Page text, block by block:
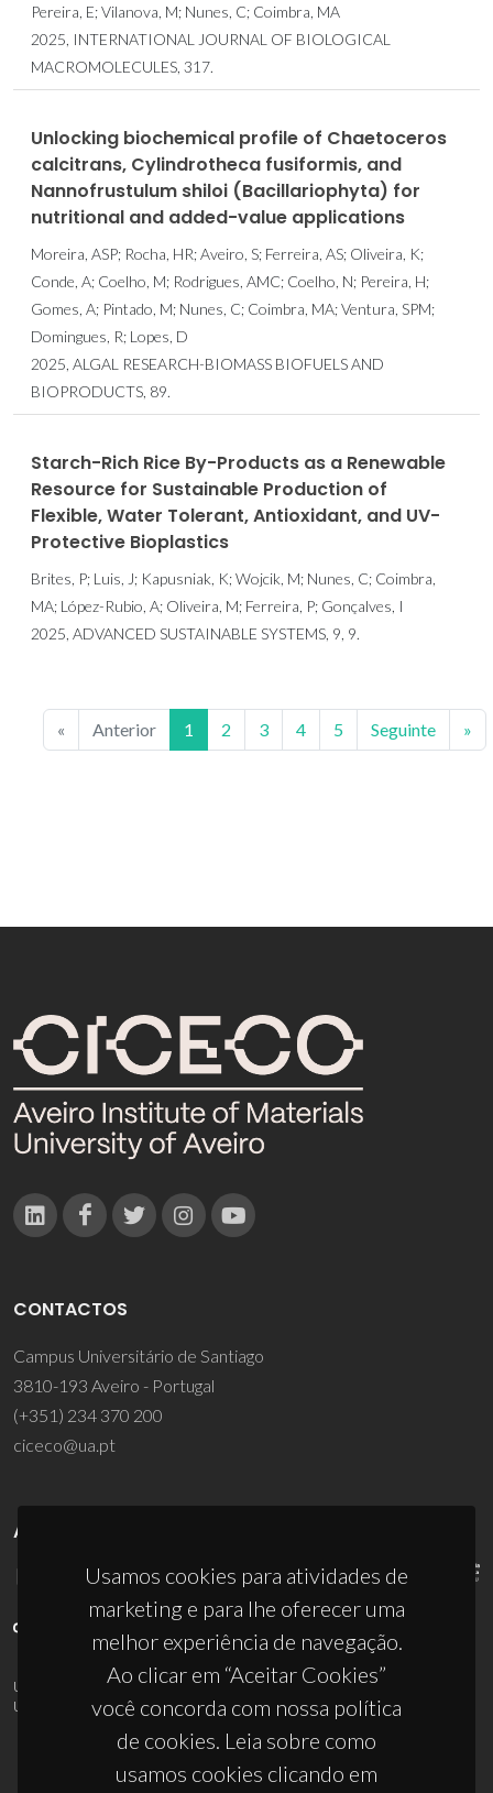
Pereira, E; Vilanova, M; Nunes, C; Coimbra, MA
2025, INTERNATIONAL JOURNAL OF BIOLOGICAL
MACROMOLECULES, 317.
Unlocking biochemical profile of Chaetoceros
calcitrans, Cylindrotheca fusiformis, and
Nannofrustulum shiloi (Bacillariophyta) for
nutritional and added-value applications
Moreira, ASP; Rocha, HR; Aveiro, S; Ferreira, AS; Oliveira, K;
Conde, A; Coelho, M; Rodrigues, AMC; Coelho, N; Pereira, H;
Gomes, A; Pintado, M; Nunes, C; Coimbra, MA; Ventura, SPM;
Domingues, R; Lopes, D
2025, ALGAL RESEARCH-BIOMASS BIOFUELS AND
BIOPRODUCTS, 89.
Starch-Rich Rice By-Products as a Renewable
Resource for Sustainable Production of
Flexible, Water Tolerant, Antioxidant, and UV-
Protective Bioplastics
Brites, P; Luis, J; Kapusniak, K; Wojcik, M; Nunes, C; Coimbra,
MA; López-Rubio, A; Oliveira, M; Ferreira, P; Gonçalves, I
2025, ADVANCED SUSTAINABLE SYSTEMS, 9, 9.
« Anterior 1 2 3 4 5 Seguinte »
Usamos cookies para atividades de
marketing e para lhe oferecer uma
melhor experiência de navegação.
Ao clicar em “Aceitar Cookies”
você concorda com nossa política
de cookies. Leia sobre como
usamos cookies clicando em
CONTACTOS
Campus Universitário de Santiago
3810-193 Aveiro - Portugal
(+351) 234 370 200
ciceco@ua.pt
APOIOS
UID/PRR/50011/2025(DOI:10.54499/UID/PRR/50011/2025) &
UID/PRR2/50011/2025(DOI:10.54499/UID/PRR2/50011/2025)